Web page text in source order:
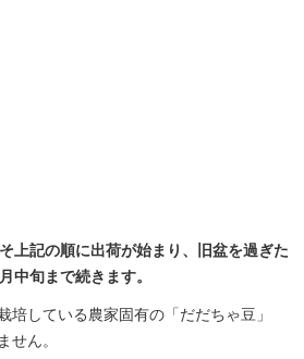
上記の順に出荷が始まり、旧盆を過ぎた
中旬まで続きます。
培している農家固有の「だだちゃ豆」
せん。